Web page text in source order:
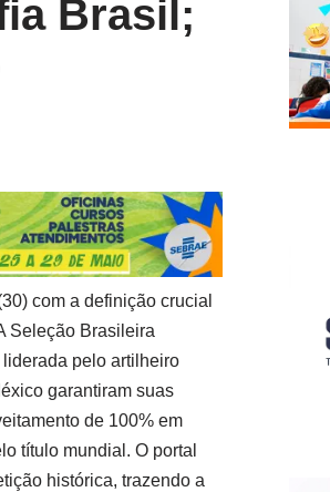
Brasil;
com a definição crucial
Seleção Brasileira
pelo artilheiro
garantiram suas
de 100% em
título mundial. O portal
histórica, trazendo a